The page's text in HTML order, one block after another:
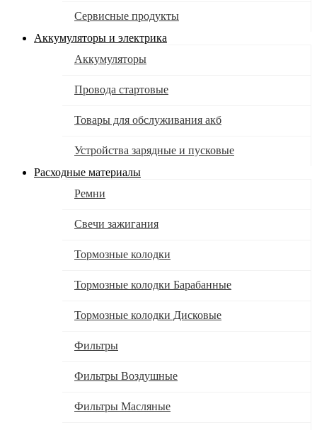
Сервисные продукты
Аккумуляторы и электрика
Аккумуляторы
Провода стартовые
Товары для обслуживания акб
Устройства зарядные и пусковые
Расходные материалы
Ремни
Свечи зажигания
Тормозные колодки
Тормозные колодки Барабанные
Тормозные колодки Дисковые
Фильтры
Фильтры Воздушные
Фильтры Масляные